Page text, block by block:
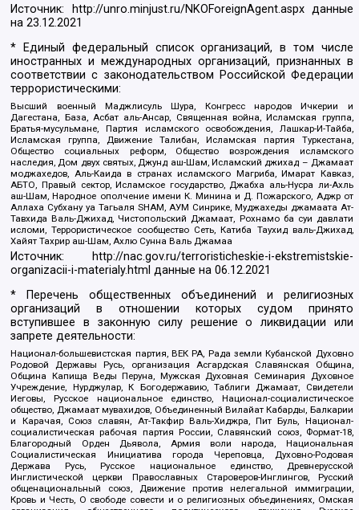
Источник: http://unro.minjust.ru/NKOForeignAgent.aspxданные
на23.12.2021
* Единый федеральный список организаций, в том числе
иностранных и международных организаций, признанных в
соответствии с законодательством Российской Федерации
террористическими:
Высший военный Маджлисуль Шура, Конгресс народов Ичкерии и
Дагестана, База, Асбат аль-Ансар, Священная война, Исламская группа,
Братья-мусульмане, Партия исламского освобождения, Лашкар-И-Тайба,
Исламская группа, Движение Талибан, Исламская партия Туркестана,
Общество социальных реформ, Общество возрождения исламского
наследия, Дом двух святых, Джунд аш-Шам, Исламский джихад – Джамаат
моджахедов, Аль-Каида в странах исламского Магриба, Имарат Кавказ,
АБТО, Правый сектор, Исламское государство, Джабха аль-Нусра ли-Ахль
аш-Шам, Народное ополчение имени К. Минина и Д. Пожарского, Аджр от
Аллаха Субхану уа Тагьаля SHAM, АУМ Синрике, Муджахеды джамаата Ат-
Тавхида Валь-Джихад, Чистопольский Джамаат, Рохнамо ба суи давлати
исломи, Террористическое сообщество Сеть, Катиба Таухид валь-Джихад,
Хайят Тахрир аш-Шам, Ахлю Сунна Валь Джамаа
Источник:
http://nac.gov.ru/terroristicheskie-i-ekstremistskie-
organizacii-i-materialy.html данные на06.12.2021
* Перечень общественных объединений и религиозных
организаций в отношении которых судом принято
вступившее в законную силу решение о ликвидации или
запрете деятельности:
Национал-большевистская партия, ВЕК РА, Рада земли Кубанской Духовно
Родовой Державы Русь, организация Асгардская Славянская Община,
Община Капища Веды Перуна, Мужская Духовная Семинария Духовное
Учреждение, Нурджулар, К Богодержавию, Таблиги Джамаат, Свидетели
Иеговы, Русское национальное единство, Национал-социалистическое
общество, Джамаат мувахидов, Объединенный Вилайат Кабарды, Балкарии
и Карачая, Союз славян, Ат-Такфир Валь-Хиджра, Пит Буль, Национал-
социалистическая рабочая партия России, Славянский союз, Формат-18,
Благородный Орден Дьявола, Армия воли народа, Национальная
Социалистическая Инициатива города Череповца, Духовно-Родовая
Держава Русь, Русское национальное единство, Древнерусской
Инглистической церкви Православных Староверов-Инглингов, Русский
общенациональный союз, Движение против нелегальной иммиграции,
Кровь и Честь, О свободе совести и о религиозных объединениях, Омская